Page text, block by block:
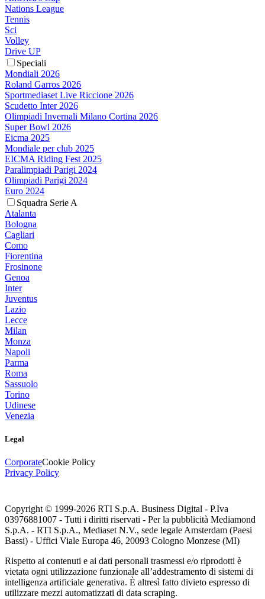
Nations League
Tennis
Sci
Volley
Drive UP
Speciali
Mondiali 2026
Roland Garros 2026
Sportmediaset Live Riccione 2026
Scudetto Inter 2026
Olimpiadi Invernali Milano Cortina 2026
Super Bowl 2026
Eicma 2025
Mondiale per club 2025
EICMA Riding Fest 2025
Paralimpiadi Parigi 2024
Olimpiadi Parigi 2024
Euro 2024
Squadra Serie A
Atalanta
Bologna
Cagliari
Como
Fiorentina
Frosinone
Genoa
Inter
Juventus
Lazio
Lecce
Milan
Monza
Napoli
Parma
Roma
Sassuolo
Torino
Udinese
Venezia
Legal
CorporateCookie Policy
Privacy Policy
Copyright © 1999-2026 RTI S.p.A. Business Digital - P.Iva
03976881007 - Tutti i diritti riservati - Per la pubblicità Mediamond
S.p.A. - RTI S.p.A., Mediaset N.V., sede legale Amsterdam (Paesi
Bassi) - Uffici Viale Europa 46, 20093 Cologno Monzese (MI)
Rispetto ai contenuti e ai dati personali trasmessi e/o riprodotti è
vietata ogni utilizzazione funzionale all’addestramento di sistemi di
intelligenza artificiale generativa. È altresì fatto divieto espresso di
utilizzare mezzi automatizzati di data scraping.